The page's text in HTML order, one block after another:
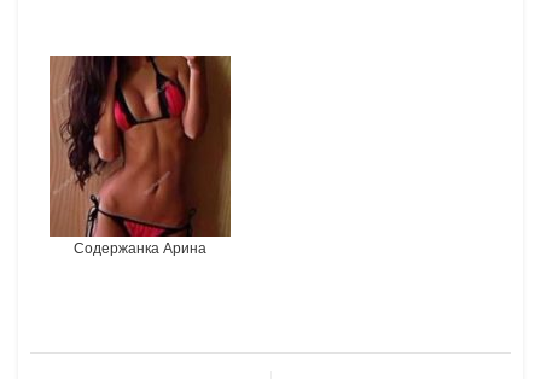
Содержанка Арина